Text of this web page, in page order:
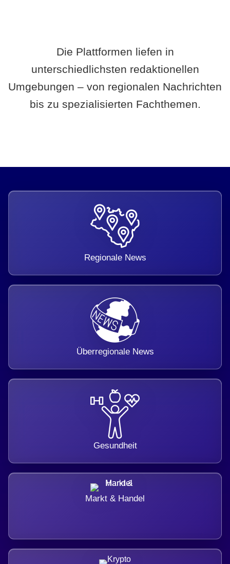
Die Plattformen liefen in
unterschiedlichsten redaktionellen
Umgebungen – von regionalen Nachrichten
bis zu spezialisierten Fachthemen.
Regionale News
Überregionale News
Gesundheit
Markt & Handel